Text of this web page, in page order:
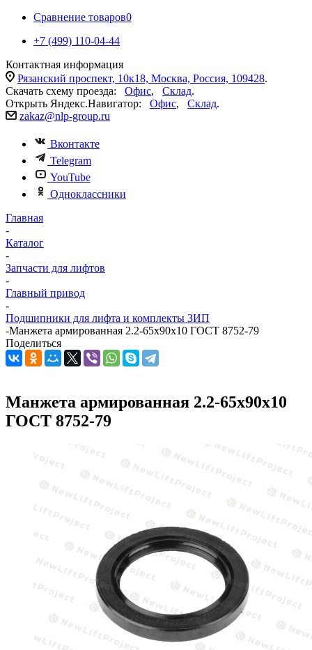
Сравнение товаров0
+7 (499) 110-04-44
Контактная информация
Рязанский проспект, 10к18, Москва, Россия, 109428.
Скачать схему проезда: Офис, Склад.
Открыть Яндекс.Навигатор: Офис, Склад.
zakaz@nlp-group.ru
Вконтакте
Telegram
YouTube
Одноклассники
Главная
-
Каталог
-
Запчасти для лифтов
-
Главный привод
-
Подшипники для лифта и комплекты ЗИП
-Манжета армированная 2.2-65х90х10 ГОСТ 8752-79
Поделиться
Манжета армированная 2.2-65х90х10
ГОСТ 8752-79